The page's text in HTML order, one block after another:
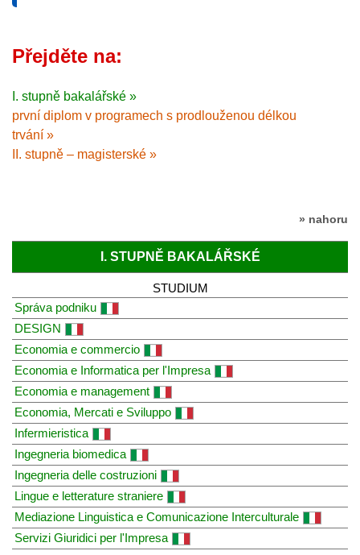
Přejděte na:
I. stupně bakalářské »
první diplom v programech s prodlouženou délkou
trvání »
II. stupně – magisterské »
» nahoru
I. STUPNĚ BAKALÁŘSKÉ
STUDIUM
Správa podniku
DESIGN
Economia e commercio
Economia e Informatica per l'Impresa
Economia e management
Economia, Mercati e Sviluppo
Infermieristica
Ingegneria biomedica
Ingegneria delle costruzioni
Lingue e letterature straniere
Mediazione Linguistica e Comunicazione Interculturale
Servizi Giuridici per l'Impresa